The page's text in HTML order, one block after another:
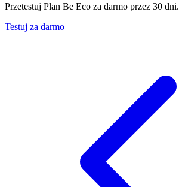
Przetestuj Plan Be Eco za darmo przez 30 dni.
Testuj za darmo